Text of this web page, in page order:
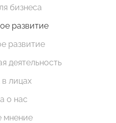
бизнеса
развитие
развитие
деятельность
лицах
о нас
мнение